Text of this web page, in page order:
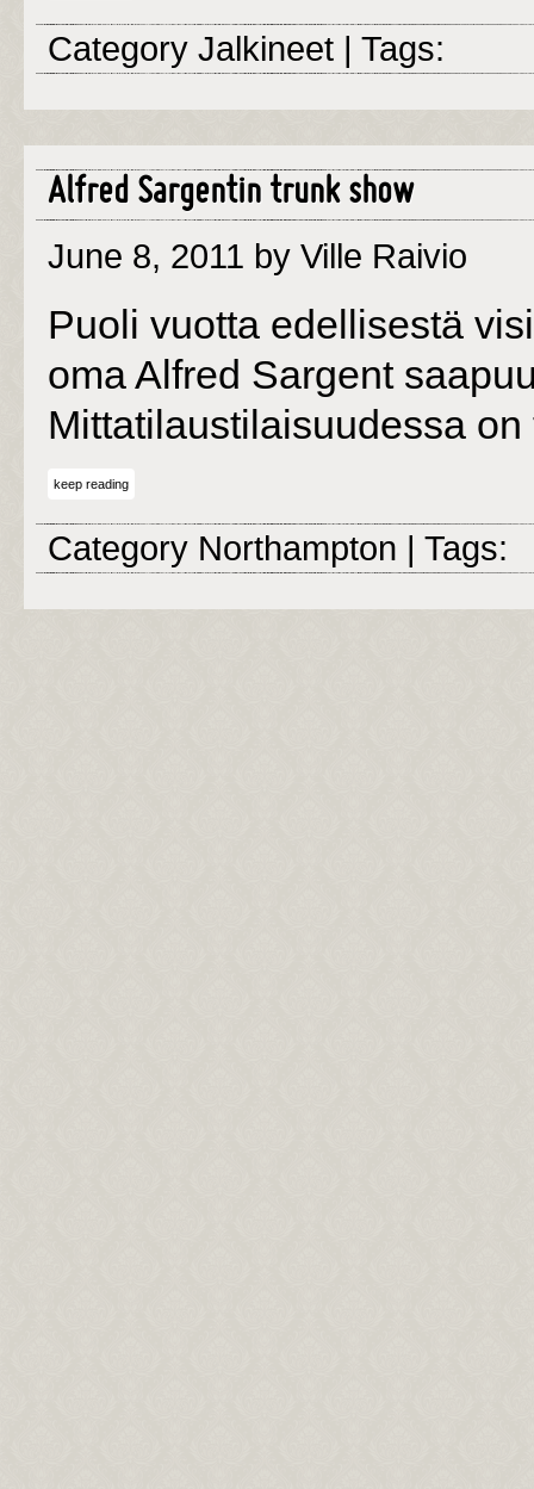
Category Jalkineet | Tags:
Alfred Sargentin trunk show
June 8, 2011 by Ville Raivio
Puoli vuotta edellisestä
oma Alfred Sargent
Mittatilaustilaisuudessa
keep reading
Category Northampton | Tags: